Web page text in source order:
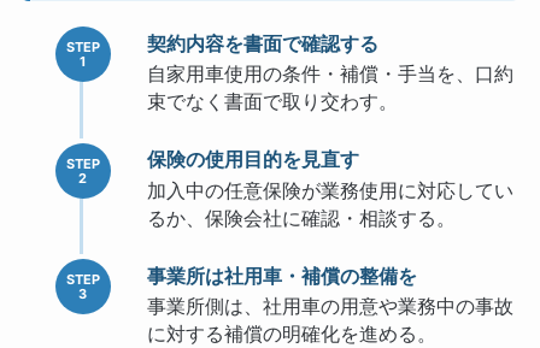
契約内容を書面で確認する
自家用車使用の条件・補償・手当を、口約
束でなく書面で取り交わす。
保険の使用目的を見直す
加入中の任意保険が業務使用に対応してい
るか、保険会社に確認・相談する。
事業所は社用車・補償の整備を
事業所側は、社用車の用意や業務中の事故
に対する補償の明確化を進める。